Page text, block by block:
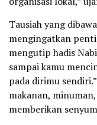
Tausiah yang
mengingatkan
mengutip hadis
sampai kamu
pada dirimu
makanan,
memberikan